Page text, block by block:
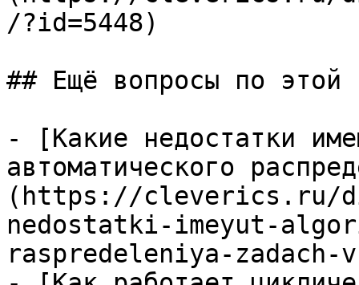
/?id=5448)
## Ещё вопросы по этой
- [Какие недостатки
автоматического
(https://cleverics.ru/
nedostatki-imeyut-
raspredeleniya-